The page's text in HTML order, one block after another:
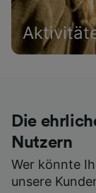
Die
Nutzern
Wer könnte
unsere